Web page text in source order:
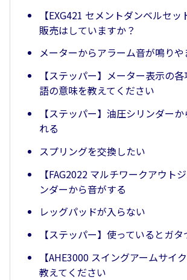
【EXG421 セメントダンベルセ
販売はしていますか？
メーターからアラーム音が鳴りや
【ステッパー】メーター表示の
語の意味を教えてください
【ステッパー】油圧シリンダー
れる
スプリングを交換したい
【FAG2022 マルチワークアウト
ンダーから音がする
レッグパッドが入らない
【ステッパー】使っているとガ
【AHE3000 スイングアームサイ
教えてください